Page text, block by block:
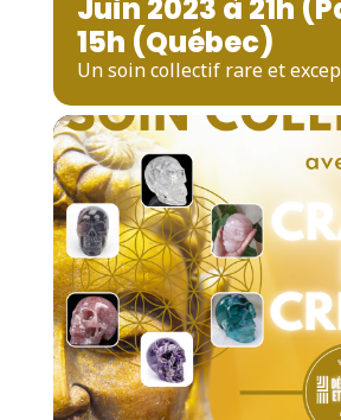
Juin 2023 à 21h
15h (Québec)
Un soin collectif rare et